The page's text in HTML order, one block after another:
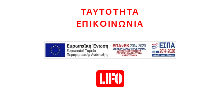
ΤΑΥΤΟΤΗΤΑ
ΕΠΙΚΟΙΝΩΝΙΑ